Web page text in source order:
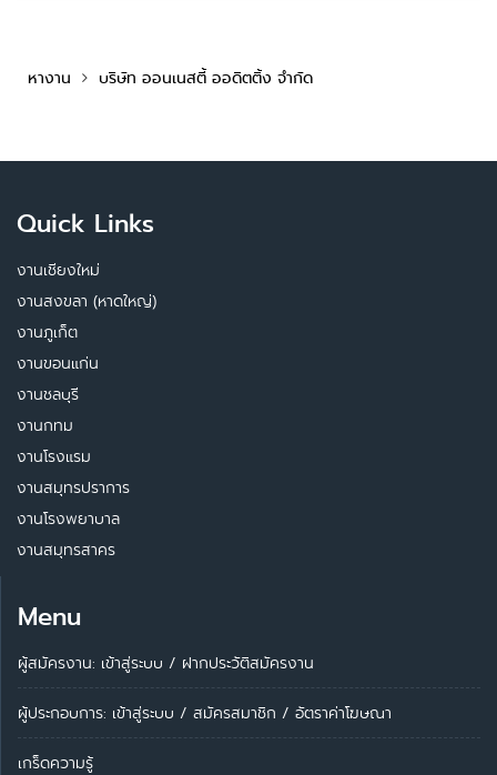
หางาน บริษัท ออนเนสตี้ ออดิตติ้ง จำกัด
Quick Links
งานเชียงใหม่
งานสงขลา (หาดใหญ่)
งานภูเก็ต
งานขอนแก่น
งานชลบุรี
งานกทม
งานโรงแรม
งานสมุทรปราการ
งานโรงพยาบาล
งานสมุทรสาคร
Menu
ผู้สมัครงาน: เข้าสู่ระบบ / ฝากประวัติสมัครงาน
ผู้ประกอบการ: เข้าสู่ระบบ / สมัครสมาชิก / อัตราค่าโฆษณา
เกร็ดความรู้